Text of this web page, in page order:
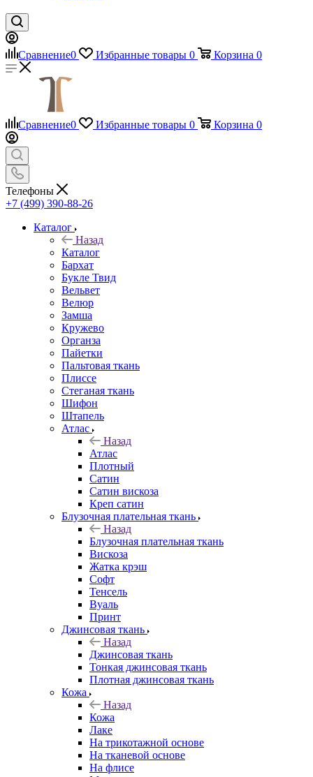
Сравнение0 Избранные товары 0 Корзина 0
Сравнение0 Избранные товары 0 Корзина 0
Телефоны
+7 (499) 390-88-26
Каталог
Назад
Каталог
Бархат
Букле Твид
Вельвет
Велюр
Замша
Кружево
Органза
Пайетки
Пальтовая ткань
Плиссе
Стеганая ткань
Шифон
Штапель
Атлас
Назад
Атлас
Плотный
Сатин
Сатин вискоза
Креп сатин
Блузочная плательная ткань
Назад
Блузочная плательная ткань
Вискоза
Жатка крэш
Софт
Тенсель
Вуаль
Принт
Джинсовая ткань
Назад
Джинсовая ткань
Тонкая джинсовая ткань
Плотная джинсовая ткань
Кожа
Назад
Кожа
Лаке
На трикотажной основе
На тканевой основе
На флисе